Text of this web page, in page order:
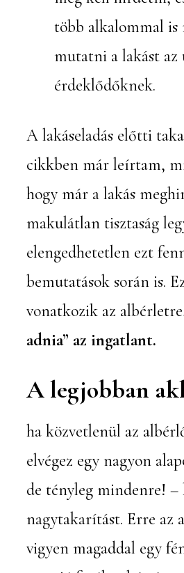
több alkalommal is
mutatni a lakást az
érdeklődőknek.
A lakáseladás előtti
cikkben már leírtam,
hogy már a lakás
makulátlan tisztaság
elengedhetetlen ezt
bemutatások során is.
vonatkozik az
adnia” az ingatlant.
A legjobban
ha közvetlenül az
elvégez egy nagyon
de tényleg mindenre!
nagytakarítást. Erre az
vigyen magaddal egy